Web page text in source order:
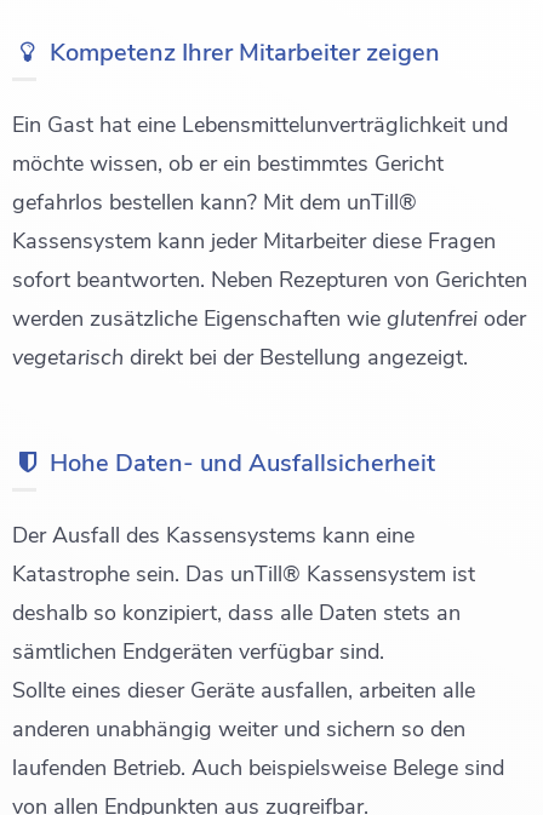
Kompetenz Ihrer Mitarbeiter zeigen
Ein Gast hat eine Lebensmittelunverträglichkeit und
möchte wissen, ob er ein bestimmtes Gericht
gefahrlos bestellen kann? Mit dem unTill®
Kassensystem kann jeder Mitarbeiter diese Fragen
sofort beantworten. Neben Rezepturen von Gerichten
werden zusätzliche Eigenschaften wie glutenfrei oder
vegetarisch direkt bei der Bestellung angezeigt.
Hohe Daten- und Ausfallsicherheit
Der Ausfall des Kassensystems kann eine
Katastrophe sein. Das unTill® Kassensystem ist
deshalb so konzipiert, dass alle Daten stets an
sämtlichen Endgeräten verfügbar sind.
Sollte eines dieser Geräte ausfallen, arbeiten alle
anderen unabhängig weiter und sichern so den
laufenden Betrieb. Auch beispielsweise Belege sind
von allen Endpunkten aus zugreifbar.